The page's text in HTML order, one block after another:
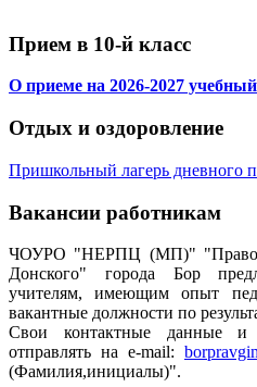
Прием в 10-й класс
О приеме на 2026-2027
Отдых и оздоровление
Пришкольный лагерь дневного
Вакансии работникам
ЧОУРО "НЕРПЦ (МП)"
Донского" города Бор
учителям, имеющим опыт
вакантные должности по
Свои контактные данные и
отправлять на e-mail:
(Фамилия,инициалы)".